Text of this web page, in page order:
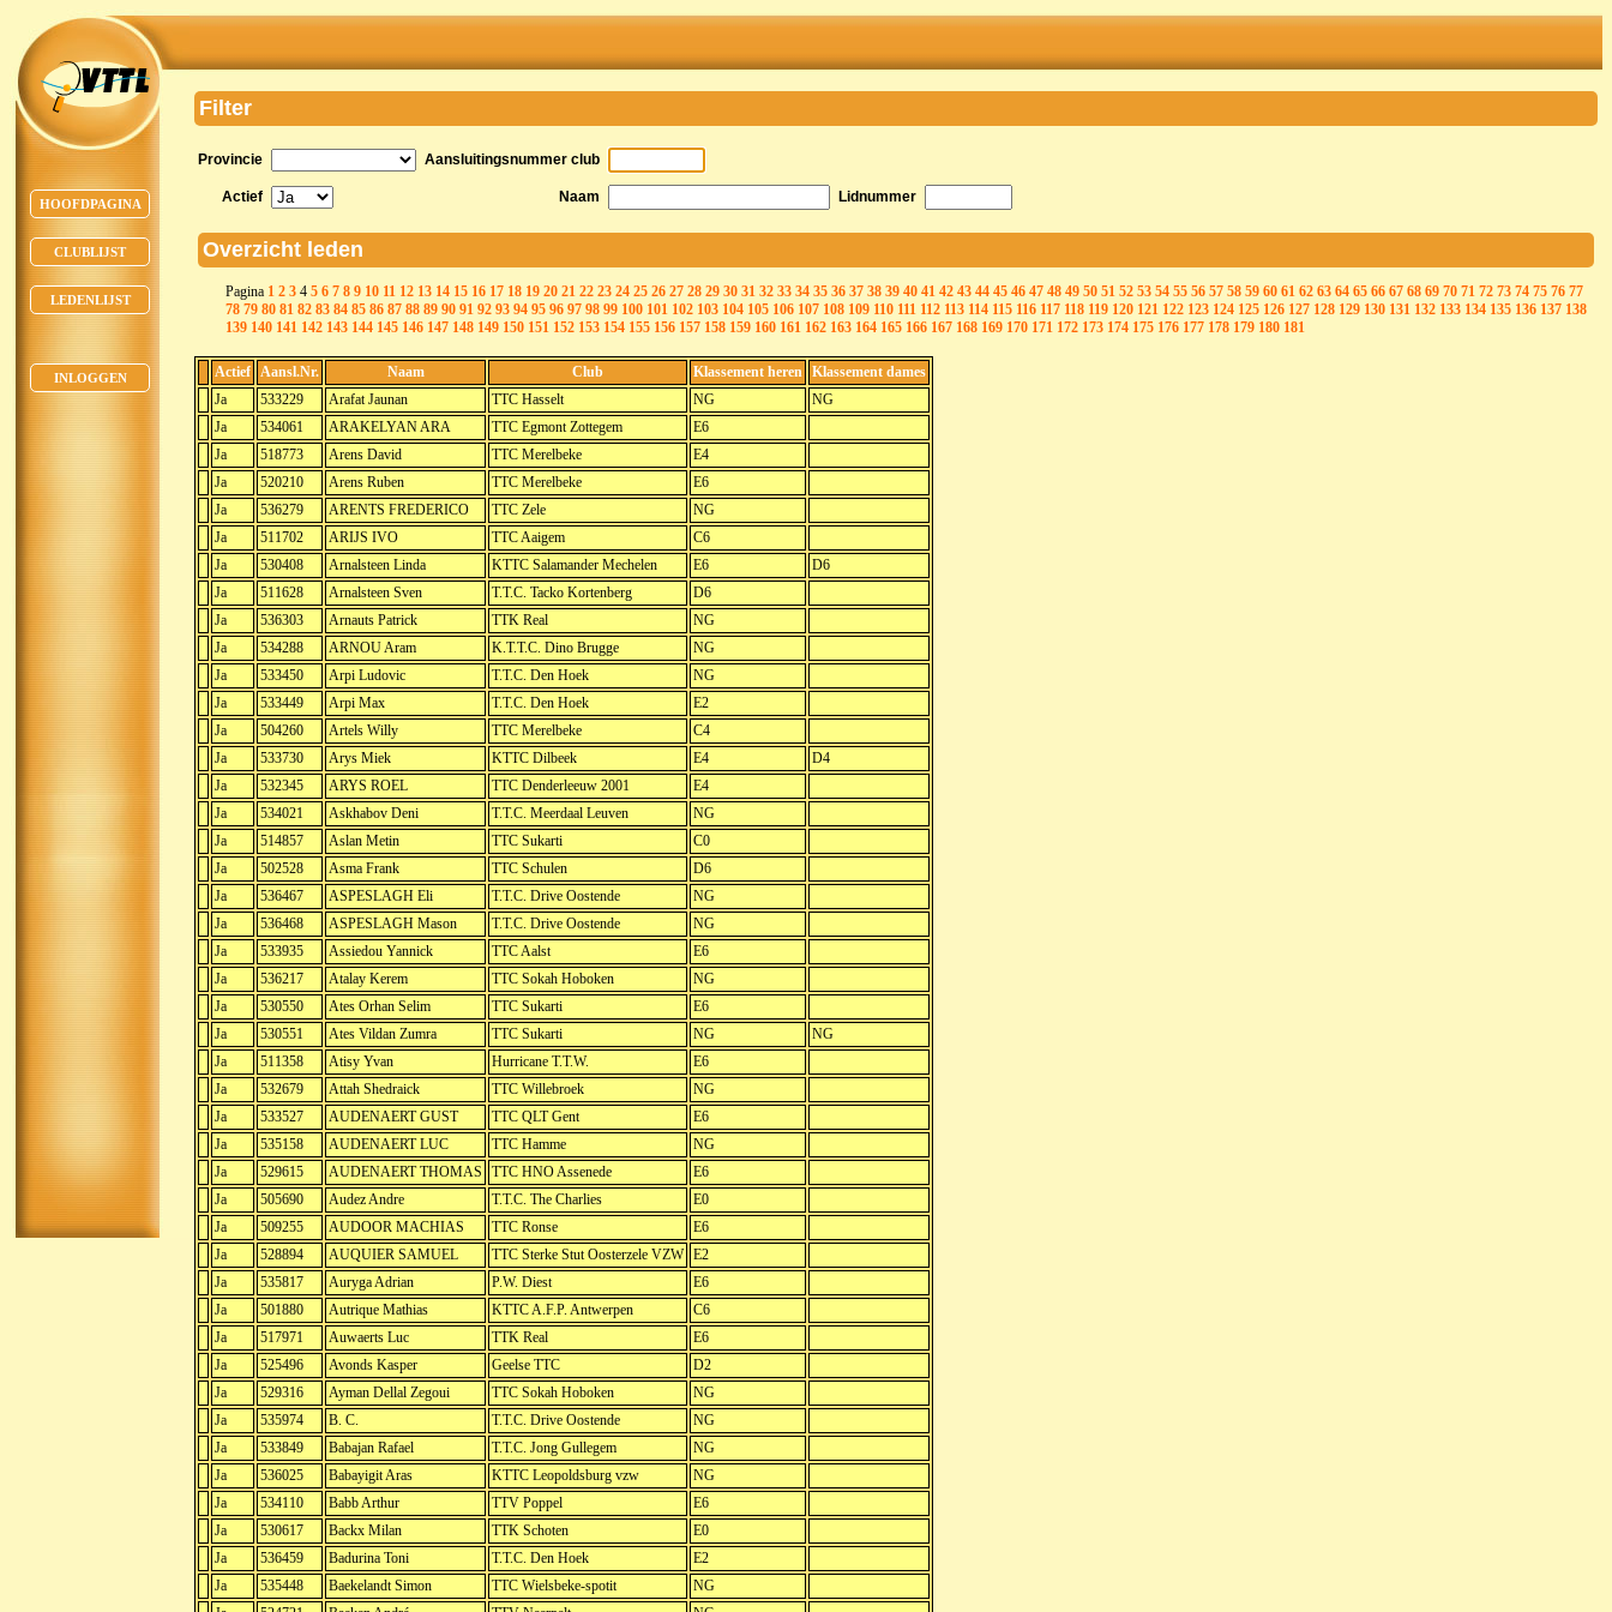
HOOFDPAGINA
CLUBLIJST
LEDENLIJST
INLOGGEN
Filter
Provincie Aansluitingsnummer club
Actief Naam Lidnummer
Overzicht leden
Pagina 1 2 3 4 5 6 7 8 9 10 11 12 13 14 15 16 17 18 19 20 21 22 23 24 25 26 27 28 29 30 31 32 33 34 35 36 37 38 39 40 41 42 43 44 45 46 47 48 49 50 51 52 53 54 55 56 57 58 59 60 61 62 63 64 65 66 67 68 69 70 71 72 73 74 75 76 77
78 79 80 81 82 83 84 85 86 87 88 89 90 91 92 93 94 95 96 97 98 99 100 101 102 103 104 105 106 107 108 109 110 111 112 113 114 115 116 117 118 119 120 121 122 123 124 125 126 127 128 129 130 131 132 133 134 135 136 137 138
139 140 141 142 143 144 145 146 147 148 149 150 151 152 153 154 155 156 157 158 159 160 161 162 163 164 165 166 167 168 169 170 171 172 173 174 175 176 177 178 179 180 181
Actief Aansl.Nr. Naam Club Klassement heren Klassement dames
Ja
533229 Arafat Jaunan TTC Hasselt NG
NG
Ja
534061 ARAKELYAN ARA TTC Egmont Zottegem
E6
Ja
518773 Arens David TTC Merelbeke
E4
Ja
520210 Arens Ruben TTC Merelbeke
E6
Ja
536279 ARENTS FREDERICO TTC Zele
NG
Ja
511702 ARIJS IVO TTC Aaigem
C6
Ja
530408 Arnalsteen Linda KTTC Salamander Mechelen E6
D6
Ja
511628 Arnalsteen Sven T.T.C. Tacko Kortenberg
D6
Ja
536303 Arnauts Patrick TTK Real
NG
Ja
534288 ARNOU Aram K.T.T.C. Dino Brugge
NG
Ja
533450 Arpi Ludovic T.T.C. Den Hoek
NG
Ja
533449 Arpi Max T.T.C. Den Hoek
E2
Ja
504260 Artels Willy TTC Merelbeke
C4
Ja
533730 Arys Miek KTTC Dilbeek E4
D4
Ja
532345 ARYS ROEL TTC Denderleeuw 2001
E4
Ja
534021 Askhabov Deni T.T.C. Meerdaal Leuven
NG
Ja
514857 Aslan Metin TTC Sukarti
C0
Ja
502528 Asma Frank TTC Schulen
D6
Ja
536467 ASPESLAGH Eli T.T.C. Drive Oostende
NG
Ja
536468 ASPESLAGH Mason T.T.C. Drive Oostende
NG
Ja
533935 Assiedou Yannick TTC Aalst
E6
Ja
536217 Atalay Kerem TTC Sokah Hoboken
NG
Ja
530550 Ates Orhan Selim TTC Sukarti
E6
Ja
530551 Ates Vildan Zumra TTC Sukarti NG
NG
Ja
511358 Atisy Yvan Hurricane T.T.W.
E6
Ja
532679 Attah Shedraick TTC Willebroek
NG
Ja
533527 AUDENAERT GUST TTC QLT Gent
E6
Ja
535158 AUDENAERT LUC TTC Hamme
NG
Ja
529615 AUDENAERT THOMAS TTC HNO Assenede
E6
Ja
505690 Audez Andre T.T.C. The Charlies
E0
Ja
509255 AUDOOR MACHIAS TTC Ronse
E6
Ja
528894 AUQUIER SAMUEL TTC Sterke Stut Oosterzele VZW E2
Ja
535817 Auryga Adrian P.W. Diest
E6
Ja
501880 Autrique Mathias KTTC A.F.P. Antwerpen
C6
Ja
517971 Auwaerts Luc TTK Real
E6
Ja
525496 Avonds Kasper Geelse TTC
D2
Ja
529316 Ayman Dellal Zegoui TTC Sokah Hoboken
NG
Ja
535974 B. C. T.T.C. Drive Oostende
NG
Ja
533849 Babajan Rafael T.T.C. Jong Gullegem
NG
Ja
536025 Babayigit Aras KTTC Leopoldsburg vzw
NG
Ja
534110 Babb Arthur TTV Poppel
E6
Ja
530617 Backx Milan TTK Schoten
E0
Ja
536459 Badurina Toni T.T.C. Den Hoek
E2
Ja
535448 Baekelandt Simon TTC Wielsbeke-spotit
NG